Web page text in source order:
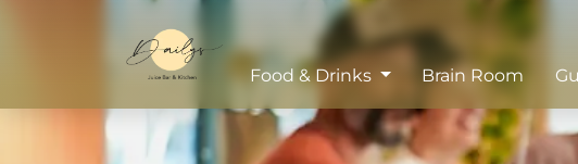
Food & Drinks Brain Room